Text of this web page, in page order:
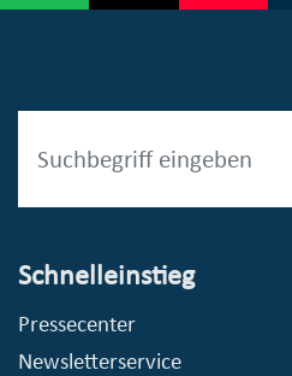
Schnelleinstieg
Pressecenter
Newsletterservice